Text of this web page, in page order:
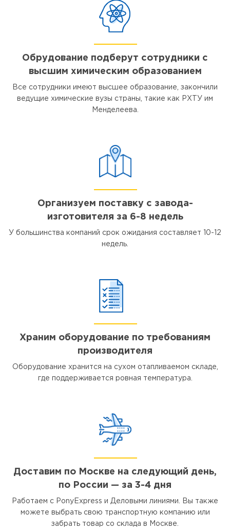
Обрудование подберут сотрудники с
высшим химическим образованием
Все сотрудники имеют высшее образование, закончили
ведущие химические вузы страны, такие как РХТУ им
Менделеева.
Организуем поставку с завода-
изготовителя за 6-8 недель
У большинства компаний срок ожидания составляет 10-12
недель.
Храним оборудование по требованиям
производителя
Оборудование хранится на сухом отапливаемом складе,
где поддерживается ровная температура.
Доставим по Москве на следующий день,
по России — за 3-4 дня
Работаем с PonyExpress и Деловыми линиями. Вы также
можете выбрать свою транспортную компанию или
забрать товар со склада в Москве.